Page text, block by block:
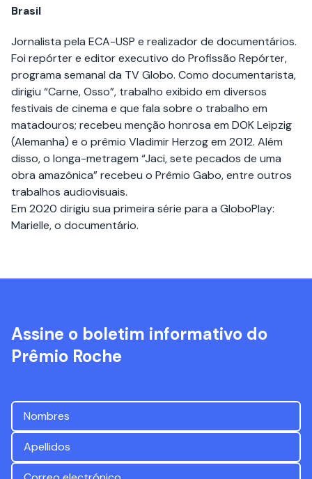
Brasil
Jornalista pela ECA-USP e realizador de documentários.
Foi repórter e editor executivo do Profissão Repórter,
programa semanal da TV Globo. Como documentarista,
dirigiu “Carne, Osso”, trabalho exibido em diversos
festivais de cinema e que fala sobre o trabalho em
matadouros; recebeu menção honrosa em DOK Leipzig
(Alemanha) e o prêmio Vladimir Herzog em 2012. Além
disso, o longa-metragem “Jaci, sete pecados de uma
obra amazônica” recebeu o Prêmio Gabo, entre outros
trabalhos audiovisuais.
Em 2020 dirigiu sua primeira série para a GloboPlay:
Marielle, o documentário.
Assine o boletim informativo do
Prêmio Roche